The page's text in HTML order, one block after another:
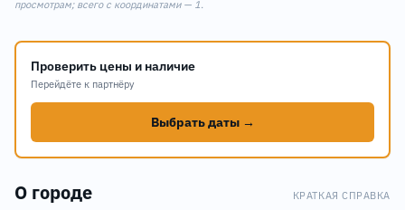
просмотрам; всего с координатами — 1.
Проверить цены и наличие
Перейдёте к партнёру
Выбрать даты →
О городе КРАТКАЯ СПРАВКА